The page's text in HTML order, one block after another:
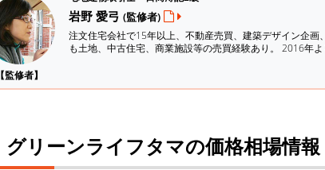
【監修者】
岩野 愛弓 (監修者)
注文住宅会社で15年以上、不動産売買、建築デザイン企
も土地、中古住宅、商業施設等の売買経験あり。 2016年
グリーンライフタマの価格相場情報